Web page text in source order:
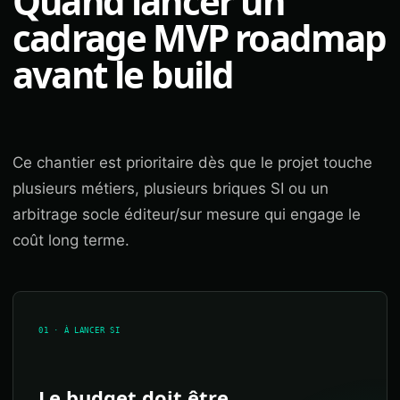
cadrage MVP roadmap
avant le build
Ce chantier est prioritaire dès que le projet touche
plusieurs métiers, plusieurs briques SI ou un
arbitrage socle éditeur/sur mesure qui engage le
coût long terme.
01 · À LANCER SI